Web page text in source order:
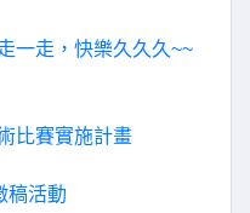
一走，快樂久久久~~
比賽實施計畫
稿活動